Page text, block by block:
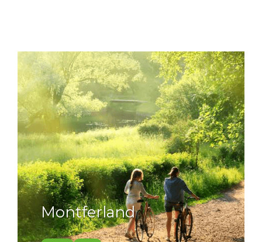
Montferland
Montferland. Parel in het oosten, die deels in de